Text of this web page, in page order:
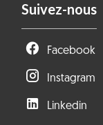
Suivez-nous
Facebook
Instagram
Linkedin